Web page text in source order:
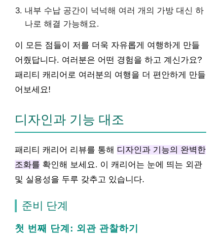
내부 수납 공간이 넉넉해 여러 개의 가방 대신 하
나로 해결 가능해요.
이 모든 점들이 저를 더욱 자유롭게 여행하게 만들
어줬답니다. 여러분은 어떤 경험을 하고 계신가요?
패리티 캐리어로 여러분의 여행을 더 편안하게 만들
어보세요!
디자인과 기능 대조
패리티 캐리어 리뷰를 통해 디자인과 기능의 완벽한
조화를 확인해 보세요. 이 캐리어는 눈에 띄는 외관
및 실용성을 두루 갖추고 있습니다.
준비 단계
첫 번째 단계: 외관 관찰하기